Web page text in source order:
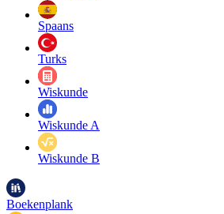
Spaans
Turks
Wiskunde
Wiskunde A
Wiskunde B
Boekenplank